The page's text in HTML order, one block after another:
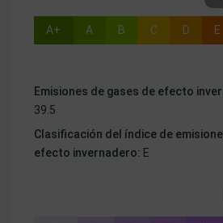
A+ A B C D E
Emisiones de gases de efecto
39.5
Clasificación del índice de
efecto invernadero: E